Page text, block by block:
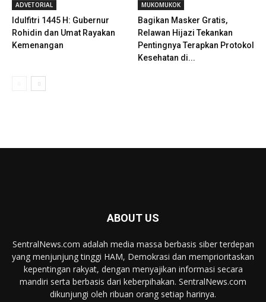
ADVETORIAL
Idulfitri 1445 H: Gubernur
Rohidin dan Umat Rayakan
Kemenangan
MUKOMUKOK
Bagikan Masker Gratis,
Relawan Hijazi Tekankan
Pentingnya Terapkan Protokol
Kesehatan di...
ABOUT US
SentralNews.com adalah media massa berbasis siber terdepan
yang menjunjung tinggi HAM, Demokrasi dan memprioritaskan
kepentingan rakyat, dengan menyajikan informasi secara
mandiri serta berbasis dari keberpihakan. SentralNews.com
dikunjungi oleh ribuan orang setiap harinya.